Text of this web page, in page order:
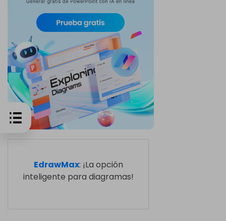
EdrawMax: ¡La opción
inteligente para diagramas!